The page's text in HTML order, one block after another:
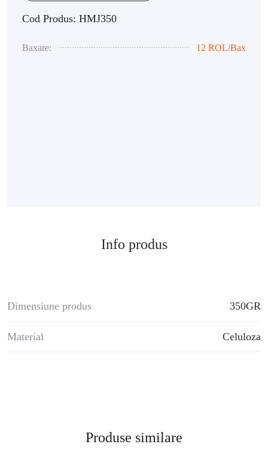
Cod Produs: HMJ350
Baxare: 12 ROL/Bax
Info produs
Dimensiune produs 350GR
Material Celuloza
Produse similare